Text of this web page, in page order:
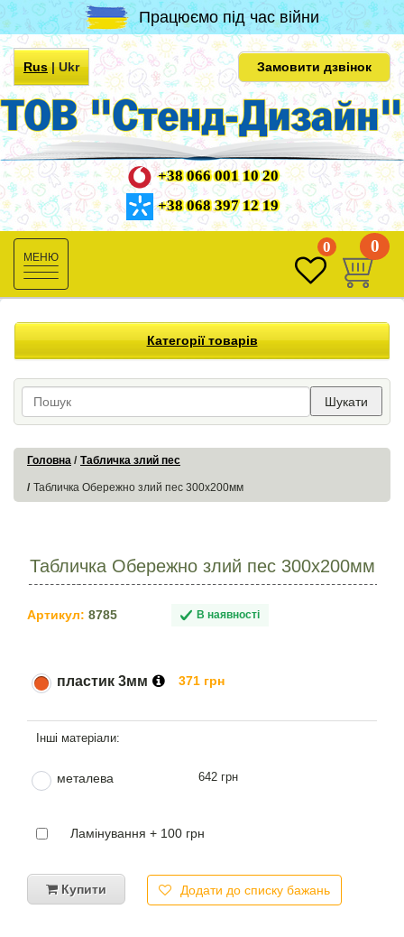
Працюємо під час війни
Rus|Ukr Замовити дзвінок
+38 066 001 10 20
+38 068 397 12 19
Toggle
navigation
0 0
Категорії товарів
Шукати
Головна Табличка злий пес
Табличка Обережно злий пес 300х200мм
Табличка Обережно злий пес 300х200мм
Артикул: 8785 В наявності
пластик 3мм 371 грн
металева 642 грн
Ламінування + 100 грн
Купити Додати до списку бажань